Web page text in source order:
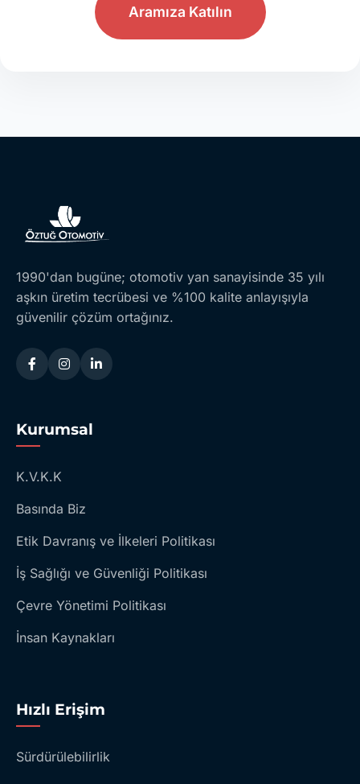
Aramıza Katılın
1990'dan bugüne; otomotiv yan sanayisinde 35 yılı
aşkın üretim tecrübesi ve %100 kalite anlayışıyla
güvenilir çözüm ortağınız.
Kurumsal
K.V.K.K
Basında Biz
Etik Davranış ve İlkeleri Politikası
İş Sağlığı ve Güvenliği Politikası
Çevre Yönetimi Politikası
İnsan Kaynakları
Hızlı Erişim
Sürdürülebilirlik